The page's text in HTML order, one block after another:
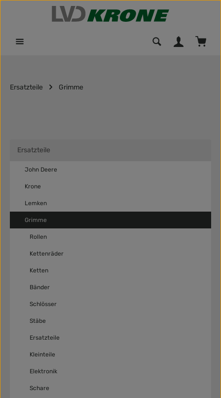
Zum Hauptinhalt springen
Ersatzteile Grimme
Ersatzteile
John Deere
Krone
Lemken
Grimme
Rollen
Kettenräder
Ketten
Bänder
Schlösser
Stäbe
Ersatzteile
Kleinteile
Elektronik
Schare